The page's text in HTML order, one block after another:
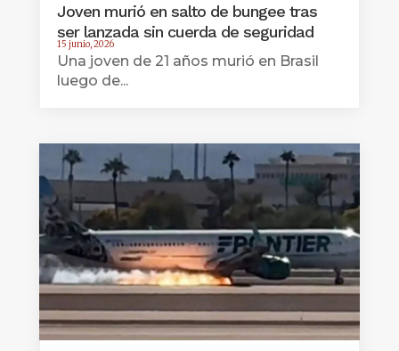
Joven murió en salto de bungee tras
ser lanzada sin cuerda de seguridad
15 junio, 2026
Una joven de 21 años murió en Brasil
luego de...